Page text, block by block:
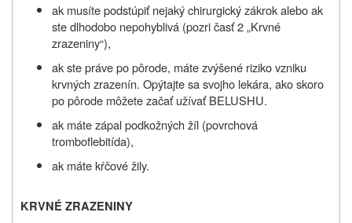
ak musíte podstúpiť nejaký chirurgický zákrok alebo ak
ste dlhodobo nepohyblivá (pozri časť 2 „Krvné
zrazeniny“),
ak ste práve po pôrode, máte zvýšené riziko vzniku
krvných zrazenín. Opýtajte sa svojho lekára, ako skoro
po pôrode môžete začať užívať BELUSHU.
ak máte zápal podkožných žíl (povrchová
tromboflebitída),
ak máte kŕčové žily.
KRVNÉ ZRAZENINY